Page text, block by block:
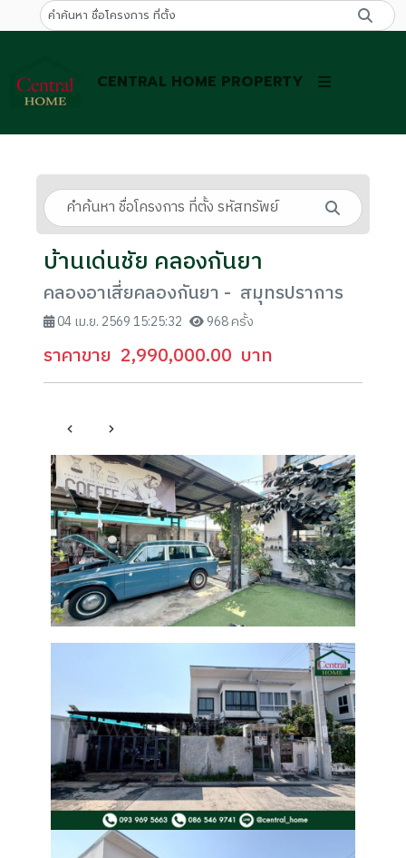
CENTRAL HOME PROPERTY
บ้านเด่นชัย คลองกันยา
คลองอาเสี่ยคลองกันยา - สมุทรปราการ
04 เม.ย. 2569 15:25:32 968 ครั้ง
ราคาขาย 2,990,000.00 บาท